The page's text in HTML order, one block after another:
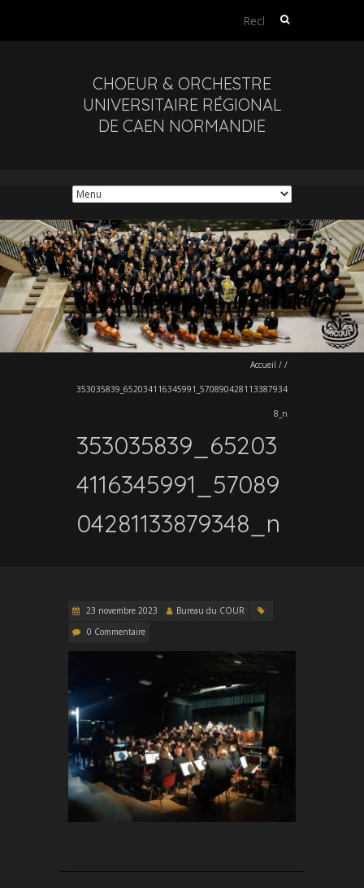
Rechercher :
CHOEUR & ORCHESTRE
UNIVERSITAIRE RÉGIONAL
DE CAEN NORMANDIE
Accueil / /
353035839_652034116345991_570890428113387934
8_n
353035839_65203
4116345991_57089
04281133879348_n
23 novembre 2023
Bureau du COUR
0 Commentaire